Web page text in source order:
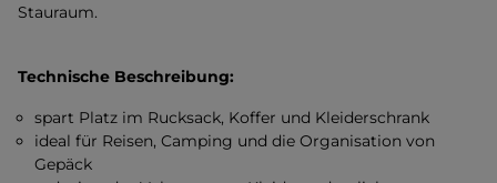
Stauraum.
Technische Beschreibung:
spart Platz im Rucksack, Koffer und Kleiderschrank
ideal für Reisen, Camping und die Organisation von
Gepäck